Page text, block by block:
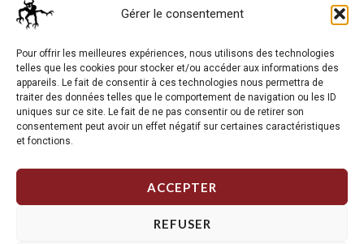
Gérer le consentement
Pour offrir les meilleures expériences, nous utilisons des technologies
telles que les cookies pour stocker et/ou accéder aux informations des
appareils. Le fait de consentir à ces technologies nous permettra de
traiter des données telles que le comportement de navigation ou les ID
uniques sur ce site. Le fait de ne pas consentir ou de retirer son
consentement peut avoir un effet négatif sur certaines caractéristiques
et fonctions.
ACCEPTER
REFUSER
La RC n'est pas notre seule passion, venez visiter notre shop
de motos